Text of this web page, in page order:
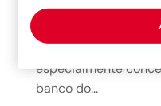
verdade é que
são uma parte muito
Podemos encontrar
especialmente
banco do...